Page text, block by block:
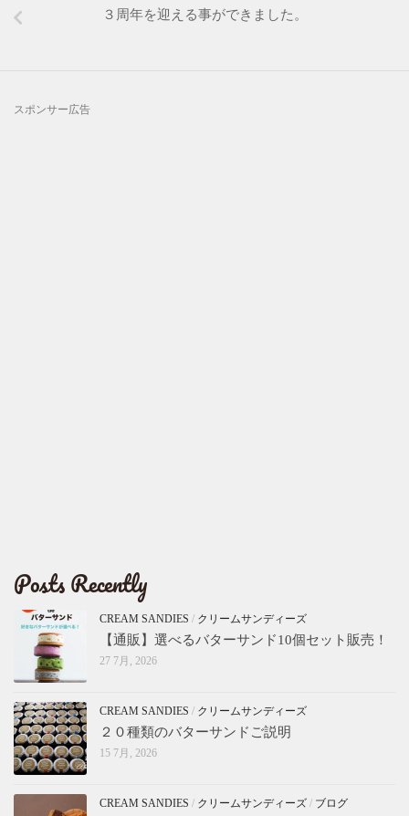
３周年を迎える事ができました。
スポンサー広告
Posts Recently
CREAM SANDIES / クリームサンディーズ
【通販】選べるバターサンド10個セット販売！
27 7月, 2026
CREAM SANDIES / クリームサンディーズ
２０種類のバターサンドご説明
15 7月, 2026
CREAM SANDIES / クリームサンディーズ / ブログ